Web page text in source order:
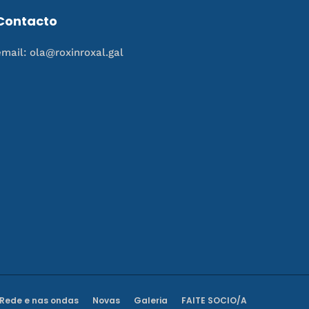
ola@roxinroxal.gal
e nas ondas Novas Galeria
FAITE SOCIO/A